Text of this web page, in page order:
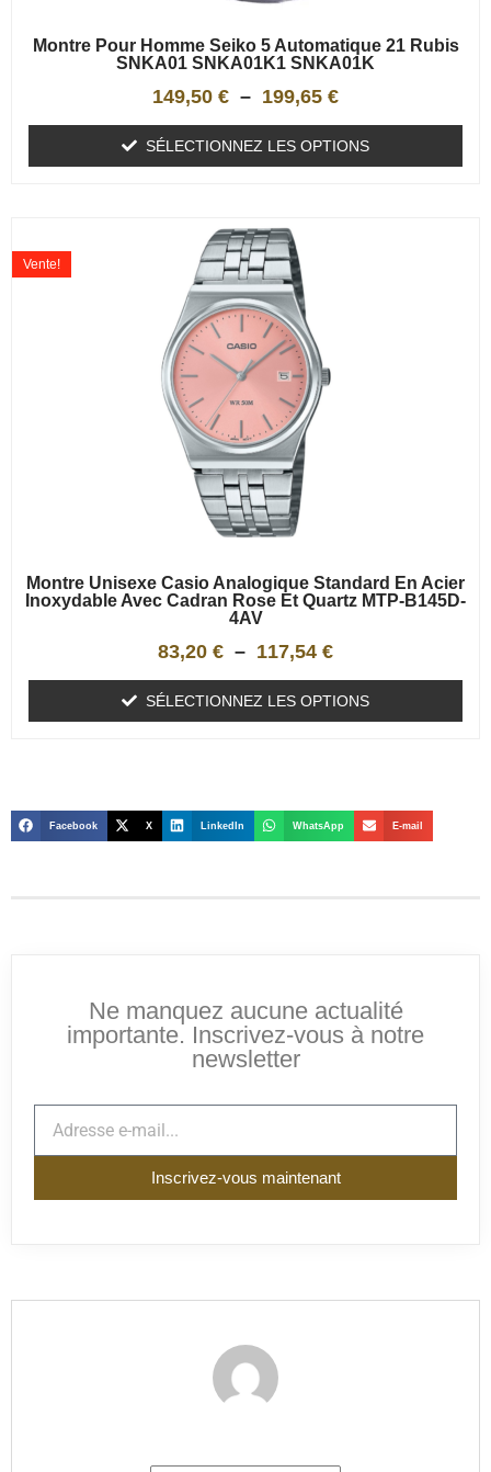
Montre Pour Homme Seiko 5 Automatique 21 Rubis
SNKA01 SNKA01K1 SNKA01K
149,50 € – 199,65 €
SÉLECTIONNEZ LES OPTIONS
Montre Unisexe Casio Analogique Standard En Acier
Inoxydable Avec Cadran Rose Et Quartz MTP-B145D-
4AV
Vente!
83,20 € – 117,54 €
SÉLECTIONNEZ LES OPTIONS
Facebook X LinkedIn WhatsApp E-mail
Ne manquez aucune actualité
importante. Inscrivez-vous à notre
newsletter
Inscrivez-vous maintenant